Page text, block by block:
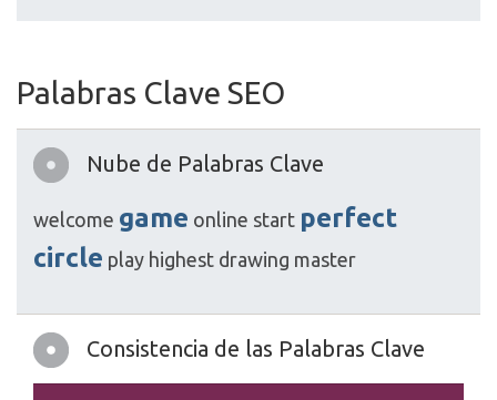
Palabras Clave SEO
Nube de Palabras Clave
welcome game online start perfect
circle play highest drawing master
Consistencia de las Palabras Clave